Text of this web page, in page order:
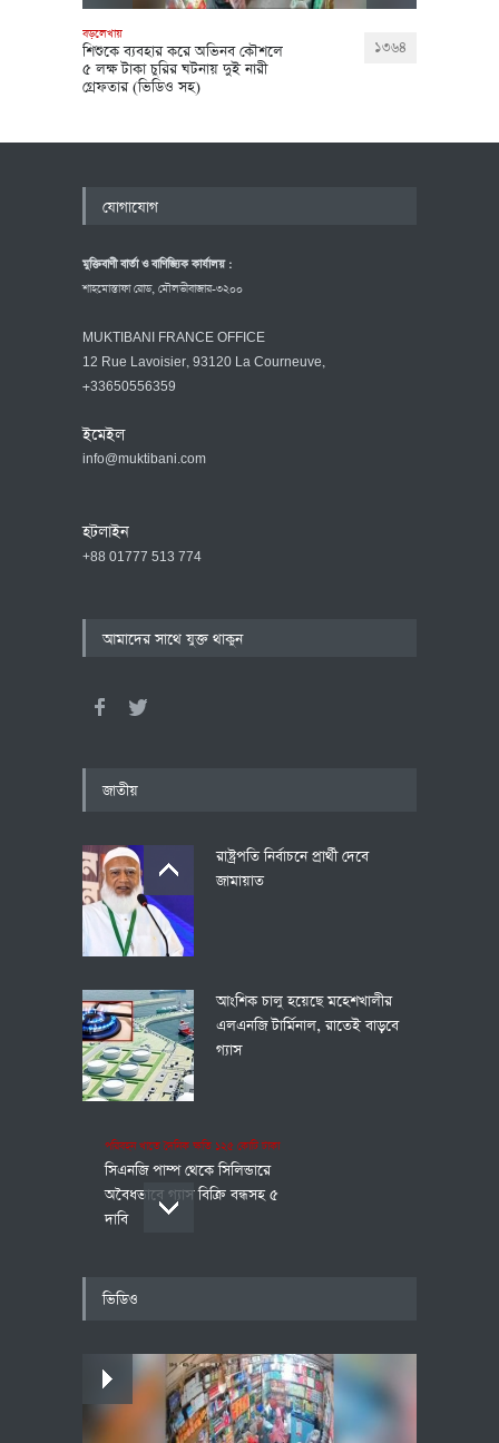
বড়লেখায়
শিশুকে ব্যবহার করে অভিনব কৌশলে
৫ লক্ষ টাকা চুরির ঘটনায় দুই নারী
গ্রেফতার (ভিডিও সহ)
১৩৬৪
যোগাযোগ
মুক্তিবাণী বার্তা ও বাণিজ্যিক কার্যালয় :
শাহমোস্তাফা রোড, মৌলভীবাজার-৩২০০
MUKTIBANI FRANCE OFFICE
12 Rue Lavoisier, 93120 La Courneuve,
+33650556359
ইমেইল
info@muktibani.com
হটলাইন
+88 01777 513 774
আমাদের সাথে যুক্ত থাকুন
জাতীয়
রাষ্ট্রপতি নির্বাচনে প্রার্থী দেবে
জামায়াত
আংশিক চালু হয়েছে মহেশখালীর
এলএনজি টার্মিনাল, রাতেই বাড়বে
গ্যাস
পরিবহন খাতে দৈনিক ক্ষতি ১২৫ কোটি টাকা
সিএনজি পাম্প থেকে সিলিন্ডারে
অবৈধভাবে গ্যাস বিক্রি বন্ধসহ ৫
দাবি
পাঁচ দিনের সফরে দক্ষিণ সুদান ও
ভিডিও